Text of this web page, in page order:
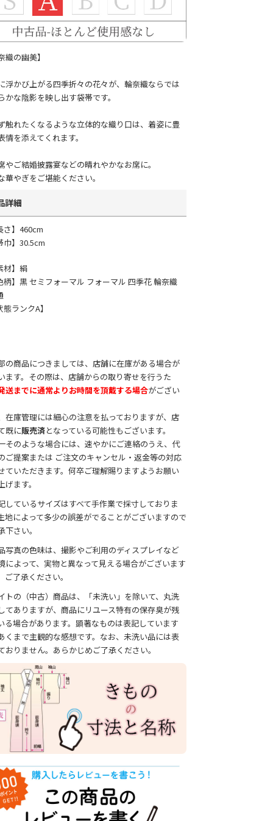
織の幽美】
浮かび上がる四季折々の花々が、輪奈織ならでは
かな陰影を映し出す袋帯です。
触れたくなるような立体的な織り口は、着姿に豊
情を添えてくれます。
やご結婚披露宴などの晴れやかなお席に。
華やぎをご堪能ください。
詳細
さ】460cm
巾】30.5cm
材】絹
柄】黒 セミフォーマル フォーマル 四季花 輪奈織
態ランクA】
の商品につきましては、店舗に在庫がある場合が
ます。その際は、店舗からの取り寄せを行うた
送までに通常よりお時間を頂戴する場合がござい
在庫管理には細心の注意を払っておりますが、店
既に販売済となっている可能性もございます。
そのような場合には、速やかにご連絡のうえ、代
ご提案または ご注文のキャンセル・返金等の対応
ていただきます。何卒ご理解賜りますようお願い
げます。
ているサイズはすべて手作業で採寸しておりま
地によって多少の誤差がでることがございますので
下さい。
写真の色味は、撮影やご利用のディスプレイなど
によって、実物と異なって見える場合がございます
ご了承ください。
トの（中古）商品は、「未洗い」を除いて、丸洗
てありますが、商品にリユース特有の保存臭が残
る場合があります。顕著なものは表記しています
くまで主観的な感想です。なお、未洗い品には表
おりません。あらかじめご了承ください。